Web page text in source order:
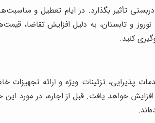
تأثیر بگذارد. در ایام تعطیل و
و تابستان، به دلیل افزایش تقاضا،
کنید.
پذیرایی، تزئینات ویژه و ارائه
خواهد یافت. قبل از اجاره، در مورد